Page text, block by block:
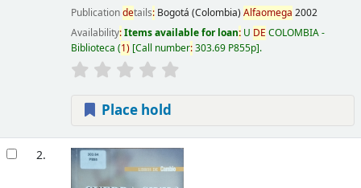
Publicationdetails: Bogotá (Colombia) Alfaomega 2002
Availability:Items available for loan: U DE COLOMBIA -
Biblioteca (1) Call number:303.69 P855p .
Place hold
2.